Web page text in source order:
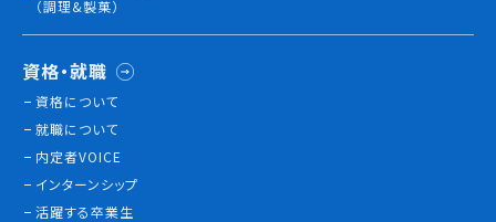
高校生の方へ
社会人・大学生・短大生の方へ
留学生の方へ(for Foreign Student)
卒業生の方へ・
各種証明書の申請について
企業担当者の方へ
（調理&製菓）
資格・就職
資格について
就職について
内定者VOICE
インターンシップ
活躍する卒業生